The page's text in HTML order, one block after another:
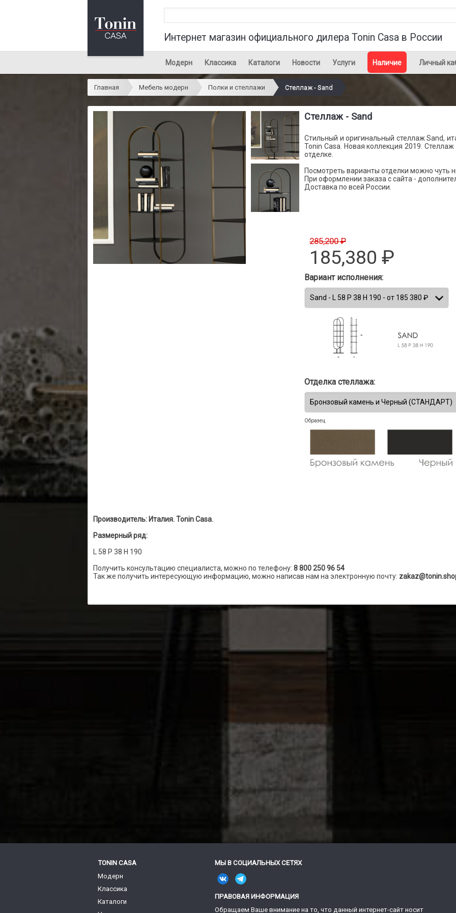
Интернет магазин официального дилера Tonin Casa в России
Модерн Классика Каталоги Новости Услуги Наличие Личный
Главная Мебель модерн Полки и стеллажи Стеллаж - Sand
Стеллаж - Sand
Стильный и оригинальный стеллаж Sand,
Tonin Casa. Новая коллекция 2019.
отделке.
Посмотреть варианты отделки можно чуть
При оформлении заказа с сайта -
Доставка по всей России.
285,200 ₽
185,380 ₽
Вариант исполнения:
Отделка стеллажа:
Образец
Производитель: Италия. Tonin Casa.
Размерный ряд:
L 58 P 38 H 190
Получить консультацию специалиста, можно по телефону: 8 800 250 96 54
Так же получить интересующую информацию, можно написав нам на электронную почту:
TONIN CASA
Модерн
Классика
Каталоги
МЫ В СОЦИАЛЬНЫХ СЕТЯХ
ПРАВОВАЯ ИНФОРМАЦИЯ
Обращаем Ваше внимание на то, что данный интернет-сайт носит